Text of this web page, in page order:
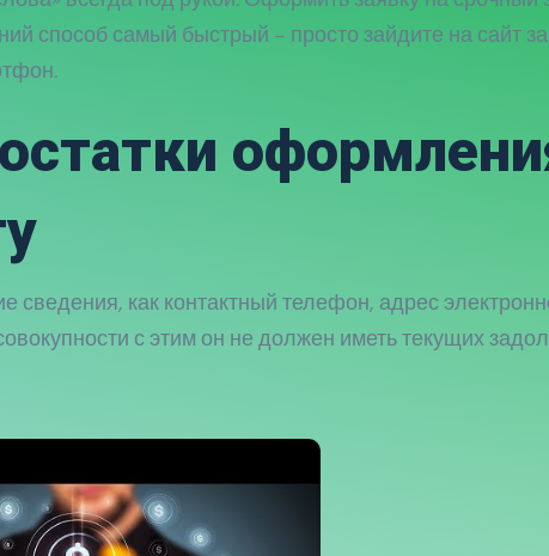
способ самый быстрый – просто зайдите на сайт
как контактный телефон, адрес
с этим он не должен иметь текущих